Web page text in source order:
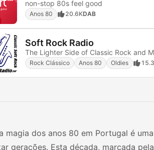
non-stop 80s feel good
Anos 80 20.6KDAB
Soft Rock Radio
The Lighter Side of Classic Rock and
Rock Clássico Anos 80 Oldies
magia dos anos 80 em Portugal é
gerações. Esta década, marcada